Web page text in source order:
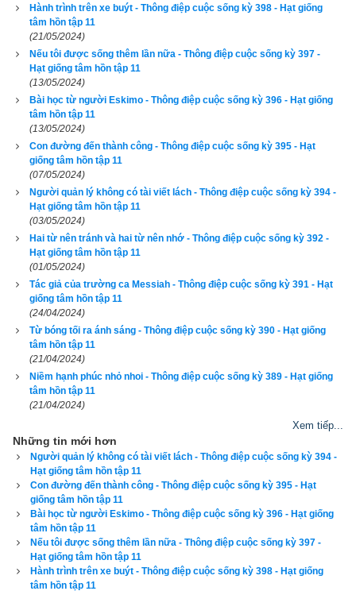
người hưởng lợi từ nghiên cứu mà ông là người khởi xướng.
Ông được nhìn nhận với vai trò là lá cờ tiên phong trong cuộc
đấu tranh chống lại bệnh ung thư.
Để đọc online trọn bộ Sách Hạt giống tâm hồn kích vào
Hãy ủng hộ website bằng cách truy cập lịch vạn niên trên
xemvm.com. Lịch vạn niên của chúng tôi không chỉ có các
tính năng cơ bản như đổi lịch dương sang lịch âm,
lịch can
chi, lịch tiết khí, xem ngày giờ Hoàng Đạo – Hắc Đạo
ngày theo Ngọc hạp thông thư,
xem ngày theo nhị thập bát tú
mà còn có nhiều tính năng nâng cao khác như
xung khắc với tuổi
theo Lục Diệu , xem ngày theo Đổng Công tuyển nhật (12
trực), Bành Tổ kỵ nhật
chọn hướng tốt xuất hành, xem giờ tốt theo Lý Thuần Phong
Quỷ Cốc Tử, xem ngày tốt xấu theo dân gian…nên vinh dự
được độc giả bình chọn là phần mềm lịch vạn niên số 1 hiện
nay. Phiên bản
không những giao diện đẹp, dễ sử dụng mà còn luận giải
chính xác và chi tiết từng mục giúp độc giả dễ dàng lựa chọn
được ngày tốt, giờ đẹp để khởi sự công việc. Hãy thử một lần
để cảm nhận sự khác biệt so với các phần mềm lịch vạn sự
khác.
Lịch vạn niên - Chọn giờ tốt ngày đẹp
Hành trình trên xe buýt - Thông điệp cuộc sống kỳ 398 - Hạt giống
tâm hồn tập 11
(21/05/2024)
Nếu tôi được sống thêm lần nữa - Thông điệp cuộc sống kỳ 397 -
Hạt giống tâm hồn tập 11
(13/05/2024)
Bài học từ người Eskimo - Thông điệp cuộc sống kỳ 396 - Hạt giống
tâm hồn tập 11
(13/05/2024)
Con đường đến thành công - Thông điệp cuộc sống kỳ 395 - Hạt
giống tâm hồn tập 11
(07/05/2024)
Người quản lý không có tài viết lách - Thông điệp cuộc sống kỳ 394 -
Hạt giống tâm hồn tập 11
(03/05/2024)
Hai từ nên tránh và hai từ nên nhớ - Thông điệp cuộc sống kỳ 392 -
Hạt giống tâm hồn tập 11
(01/05/2024)
Tác giả của trường ca Messiah - Thông điệp cuộc sống kỳ 391 - Hạt
giống tâm hồn tập 11
(24/04/2024)
Từ bóng tối ra ánh sáng - Thông điệp cuộc sống kỳ 390 - Hạt giống
tâm hồn tập 11
(21/04/2024)
Niềm hạnh phúc nhỏ nhoi - Thông điệp cuộc sống kỳ 389 - Hạt giống
tâm hồn tập 11
(21/04/2024)
Xem tiếp...
Những tin mới hơn
Người quản lý không có tài viết lách - Thông điệp cuộc sống kỳ 394 -
Hạt giống tâm hồn tập 11
Con đường đến thành công - Thông điệp cuộc sống kỳ 395 - Hạt
giống tâm hồn tập 11
Bài học từ người Eskimo - Thông điệp cuộc sống kỳ 396 - Hạt giống
tâm hồn tập 11
Nếu tôi được sống thêm lần nữa - Thông điệp cuộc sống kỳ 397 -
Hạt giống tâm hồn tập 11
Hành trình trên xe buýt - Thông điệp cuộc sống kỳ 398 - Hạt giống
tâm hồn tập 11